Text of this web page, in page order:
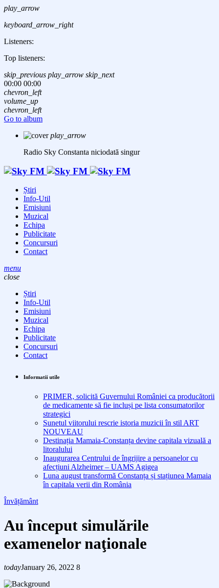
play_arrow
keyboard_arrow_right
Listeners:
Top listeners:
skip_previous play_arrow skip_next
00:00 00:00
chevron_left
volume_up
chevron_left
Go to album
play_arrow
Radio Sky Constanta niciodată singur
Știri
Info-Util
Emisiuni
Muzical
Echipa
Publicitate
Concursuri
Contact
menu
close
Știri
Info-Util
Emisiuni
Muzical
Echipa
Publicitate
Concursuri
Contact
Informatii utile
PRIMER, solicită Guvernului României ca producătorii
de medicamente să fie incluși pe lista consumatorilor
strategici
Sunetul viitorului rescrie istoria muzicii în stil ART
NOUVEAU
Destinația Mamaia-Constanța devine capitala vizuală a
litoralului
Inaugurarea Centrului de îngrijire a persoanelor cu
afecțiuni Alzheimer – UAMS Agigea
Luna august transformă Constanța și stațiunea Mamaia
în capitala verii din România
Învățământ
Au început simulările
examenelor naţionale
todayJanuary 26, 2022 8